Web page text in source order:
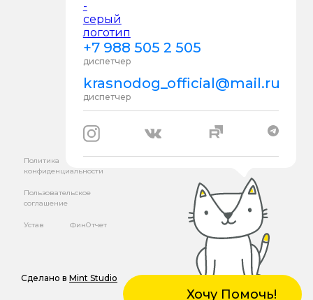
Хочу Помочь!
+7 988 505 2 505
диспетчер
krasnodog_official@mail.ru
диспетчер
Политика
конфиденциальности
Пользовательское
соглашение
Устав ФинОтчет
Сделано в Mint Studio